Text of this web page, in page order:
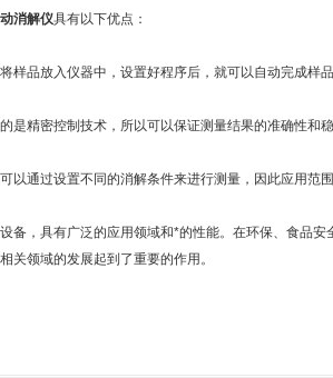
消解仪具有以下优点：
品放入仪器中，设置好程序后，就可以自动完成样品
精密控制技术，所以可以保证测量结果的准确性和稳
通过设置不同的消解条件来进行测量，因此应用范围
，具有广泛的应用领域和*的性能。在环保、食品安
关领域的发展起到了重要的作用。